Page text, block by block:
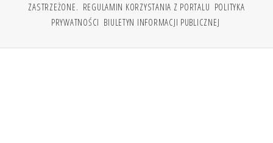
ZASTRZEŻONE. REGULAMIN KORZYSTANIA Z PORTALU POLITYKA
PRYWATNOŚCI BIULETYN INFORMACJI PUBLICZNEJ